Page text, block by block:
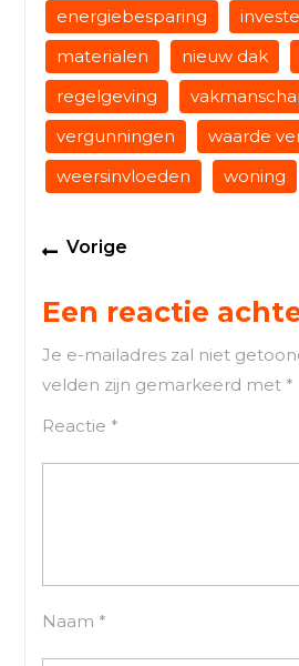
energiebesparing
materialen
nieuw dak
regelgeving
vergunningen
waarde
weersinvloeden
woning
Berichtnavigatie
Vorige
Een reactie
Je e-mailadres zal niet
velden zijn gemarkeerd met *
Reactie *
Naam *